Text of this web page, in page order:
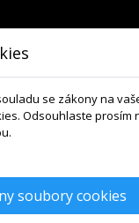
se zákony na
Odsouhlaste prosím
soubory cookies